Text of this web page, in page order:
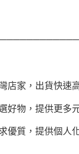
店家，出貨快速
好物 ，提供更多
優質，提供個人